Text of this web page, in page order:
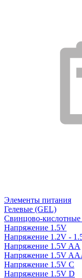
Элементы питания
Гелевые (GEL)
Свинцово-
Напряжение 1.5V
Напряжение 1.2V -
Напряжение 1.5V AA
Напряжение 1.5V
Напряжение 1.5V C
Напряжение 1.5V D